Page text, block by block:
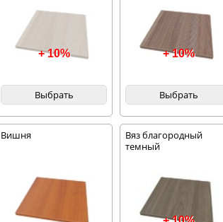
+ 10%
Выбрать
+ 10%
Выбрать
Вишня
Вяз благородный
темный